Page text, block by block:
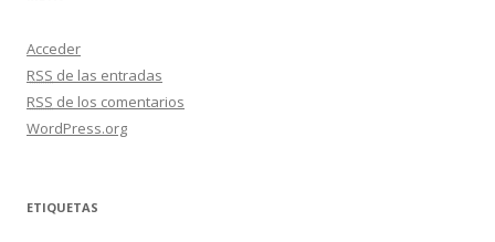
Acceder
RSS de las entradas
RSS de los comentarios
WordPress.org
ETIQUETAS